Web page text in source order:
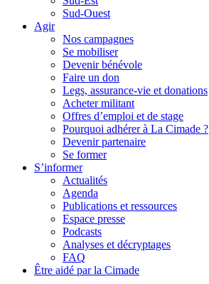
Sud-Ouest
Agir
Nos campagnes
Se mobiliser
Devenir bénévole
Faire un don
Legs, assurance-vie et donations
Acheter militant
Offres d’emploi et de stage
Pourquoi adhérer à La Cimade ?
Devenir partenaire
Se former
S’informer
Actualités
Agenda
Publications et ressources
Espace presse
Podcasts
Analyses et décryptages
FAQ
Être aidé par la Cimade